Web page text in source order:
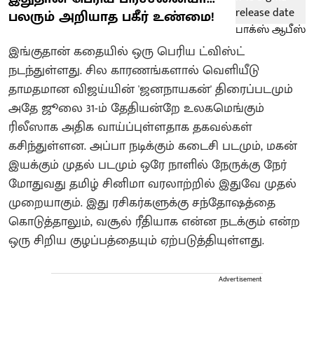
பலரும் அறியாத பகீர் உண்மை!
இங்குதான் கதையில் ஒரு பெரிய ட்விஸ்ட்
நடந்துள்ளது. சில காரணங்களால் வெளியீடு
தாமதமான விஜய்யின் 'ஜனநாயகன்' திரைப்படமும்
அதே ஜூலை 31-ம் தேதியன்றே உலகமெங்கும்
ரிலீஸாக அதிக வாய்ப்புள்ளதாக தகவல்கள்
கசிந்துள்ளன. அப்பா நடிக்கும் கடைசி படமும், மகன்
இயக்கும் முதல் படமும் ஒரே நாளில் நேருக்கு நேர்
மோதுவது தமிழ் சினிமா வரலாற்றில் இதுவே முதல்
முறையாகும். இது ரசிகர்களுக்கு சந்தோஷத்தை
கொடுத்தாலும், வசூல் ரீதியாக என்ன நடக்கும் என்ற
ஒரு சிறிய குழப்பத்தையும் ஏற்படுத்தியுள்ளது.
Advertisement